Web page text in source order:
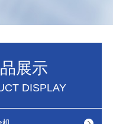
展示
DISPLAY